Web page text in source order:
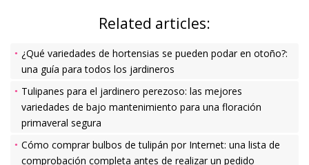
Related articles:
¿Qué variedades de hortensias se pueden podar en otoño?:
una guía para todos los jardineros
Tulipanes para el jardinero perezoso: las mejores
variedades de bajo mantenimiento para una floración
primaveral segura
Cómo comprar bulbos de tulipán por Internet: una lista de
comprobación completa antes de realizar un pedido